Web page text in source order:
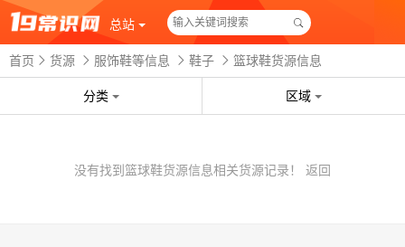
总站
首页 货源 服饰鞋等信息 鞋子 篮球鞋货源信息
分类 区域
没有找到篮球鞋货源信息相关货源记录！ 返回